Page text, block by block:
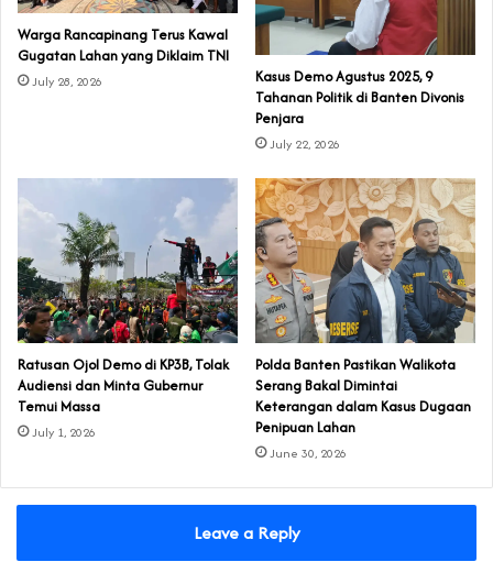
‎Warga Rancapinang Terus Kawal
Gugatan Lahan yang Diklaim TNI‎‎
July 28, 2026
‎Kasus Demo Agustus 2025, 9
Tahanan Politik di Banten Divonis
Penjara
July 22, 2026
‎Ratusan Ojol Demo di KP3B, Tolak
Audiensi dan Minta Gubernur
Temui Massa
July 1, 2026
Polda Banten Pastikan Walikota
Serang Bakal Dimintai
Keterangan dalam Kasus Dugaan
Penipuan Lahan
June 30, 2026
Leave a Reply